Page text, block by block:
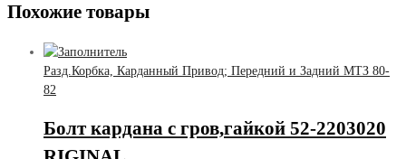
Похожие товары
Разд.Корбка, Карданный Привод; Передний и Задний МТЗ 80-
82
Болт кардана с гров,гайкой 52-2203020